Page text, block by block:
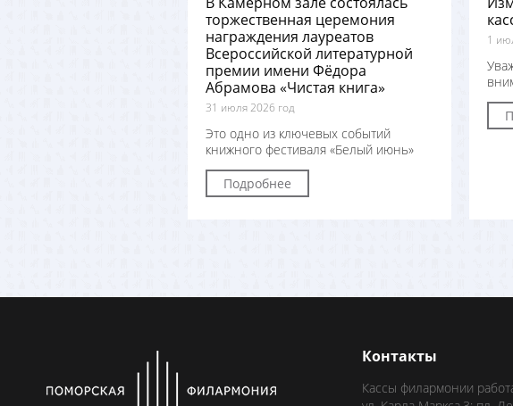
торжественная церемония
награждения лауреатов
Всероссийской литературной
премии имени Фёдора
Абрамова «Чистая книга»
31 июля 2026 год
Это одно из ключевых событий
книжного фестиваля «Белый июнь»
Подробнее
1
Контакты
Кассы филармонии